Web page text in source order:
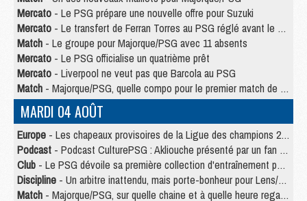
Mercato - Le PSG prépare une nouvelle offre pour Suzuki
Mercato - Le transfert de Ferran Torres au PSG réglé avant le 12 août ?
Match - Le groupe pour Majorque/PSG avec 11 absents
Mercato - Le PSG officialise un quatrième prêt
Mercato - Liverpool ne veut pas que Barcola au PSG
Match - Majorque/PSG, quelle compo pour le premier match de la saison 2026/27 ?
MARDI 04 AOÛT
Europe - Les chapeaux provisoires de la Ligue des champions 2026/27
Podcast - Podcast CulturePSG : Akliouche présenté par un fan de Monaco
Club - Le PSG dévoile sa première collection d'entraînement pour 2026/2027
Discipline - Un arbitre inattendu, mais porte-bonheur pour Lens/PSG
Match - Majorque/PSG, sur quelle chaine et à quelle heure regarder le match ?